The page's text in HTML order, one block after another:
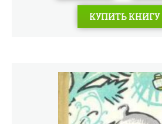
себе разные наследственные
Поэтому теперь во многих странах
истребления хищников охраняет
угрызений совести и с наивным
этого вредного дела.
КУПИТЬ КНИГУ